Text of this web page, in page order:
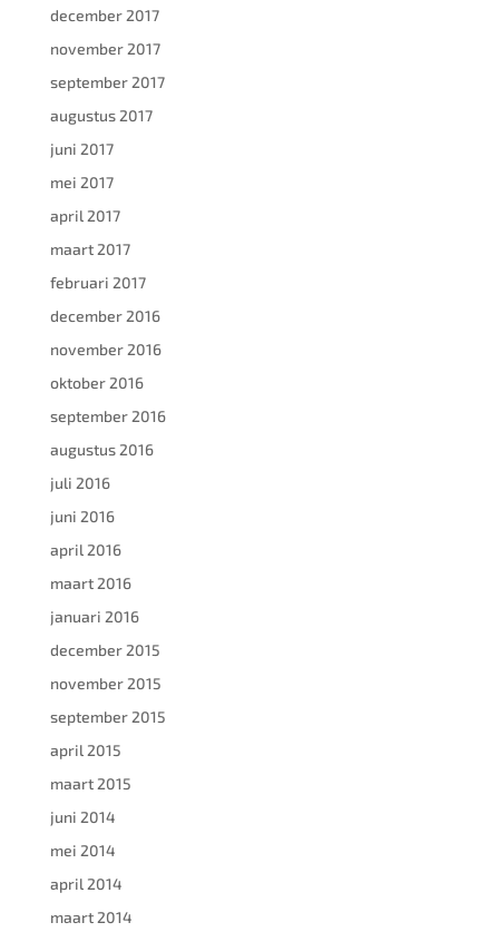
december 2017
november 2017
september 2017
augustus 2017
juni 2017
mei 2017
april 2017
maart 2017
februari 2017
december 2016
november 2016
oktober 2016
september 2016
augustus 2016
juli 2016
juni 2016
april 2016
maart 2016
januari 2016
december 2015
november 2015
september 2015
april 2015
maart 2015
juni 2014
mei 2014
april 2014
maart 2014